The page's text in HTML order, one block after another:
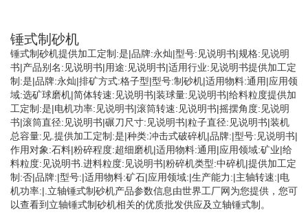
锤式制砂机
锤式制砂机提供加工定制:是|品牌:永灿|型号:见说明书|规格:见说明
书|产品别名:见说明书|用途:见说明书|适用行业:见说明书提供加工定
制:是|品牌:永灿|排矿方式:格子型|型号:制砂机|适用物料:通用|应用领
域:选矿球磨机|简体转速:见说明书|装球量:见说明书|给料粒度提供加
工定制:是|电机功率:见说明书|滚筒转速:见说明书|摇摆角度:见说明
书|滚筒直径:见说明书|碾刀尺寸:见说明书|粒子直径:见说明书|装机
总容量:见.提供加工定制:是|种类:冲击式破碎机|品牌:|型号:见说明书|
作用对象:石料|粉碎程度:超细磨机|适用物料:通用|应用领域:矿业|给
料粒度:见说明书.进料粒度:见说明书|粉碎机类型:中碎机|提供加工定
制:否|品牌:|型号:|适用物料:矿石|应用领域:|生产能力:|主轴转速:|电
机功率:|.立轴锤式制砂机产品参数信息由世界工厂网为您提供，您可
以查看到立轴锤式制砂机相关的优质批发供应及立轴锤式制。